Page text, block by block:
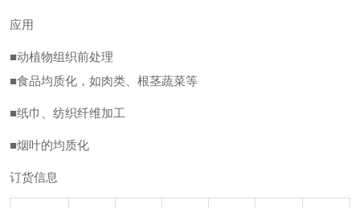
应用
■动植物组织前处理
■食品均质化，如肉类、根茎蔬菜等
■纸巾、纺织纤维加工
■烟叶的均质化
订货信息